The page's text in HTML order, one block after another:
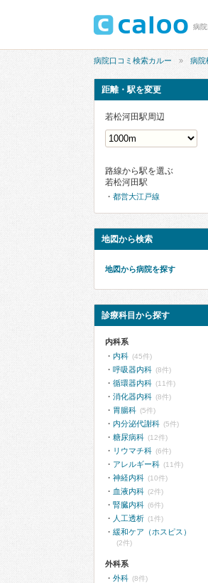
病
病院口コミ検索カルー 病院
距離・駅を変更
若松河田駅周辺
路線から駅を選ぶ
若松河田駅
都営大江戸線
地図から検索
地図から病院を探す
診療科目から探す
内科系
内科 (45件)
呼吸器内科 (8件)
循環器内科 (11件)
消化器内科 (8件)
胃腸科 (5件)
内分泌代謝科 (5件)
糖尿病科 (12件)
リウマチ科 (6件)
アレルギー科 (11件)
神経内科 (10件)
血液内科 (2件)
腎臓内科 (6件)
人工透析 (1件)
緩和ケア（ホスピス）
(2件)
外科系
外科 (8件)